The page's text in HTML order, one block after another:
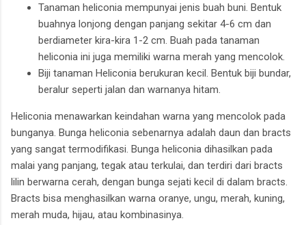
Tanaman heliconia mempunyai jenis buah buni. Bentuk
buahnya lonjong dengan panjang sekitar 4-6 cm dan
berdiameter kira-kira 1-2 cm. Buah pada tanaman
heliconia ini juga memiliki warna merah yang mencolok.
Biji tanaman Heliconia berukuran kecil. Bentuk biji bundar,
beralur seperti jalan dan warnanya hitam.
Heliconia menawarkan keindahan warna yang mencolok pada
bunganya. Bunga heliconia sebenarnya adalah daun dan bracts
yang sangat termodifikasi. Bunga heliconia dihasilkan pada
malai yang panjang, tegak atau terkulai, dan terdiri dari bracts
lilin berwarna cerah, dengan bunga sejati kecil di dalam bracts.
Bracts bisa menghasilkan warna oranye, ungu, merah, kuning,
merah muda, hijau, atau kombinasinya.